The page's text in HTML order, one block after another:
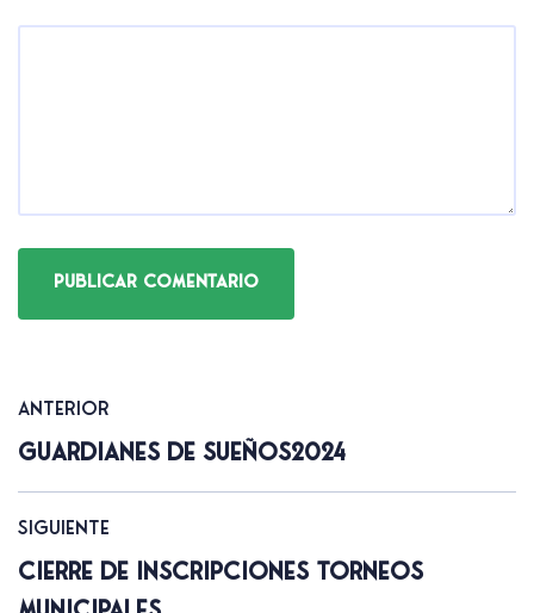
Navegación
de
entradas
Anterior
Guardianes De Sueños2024
Siguiente
Cierre De Inscripciones Torneos